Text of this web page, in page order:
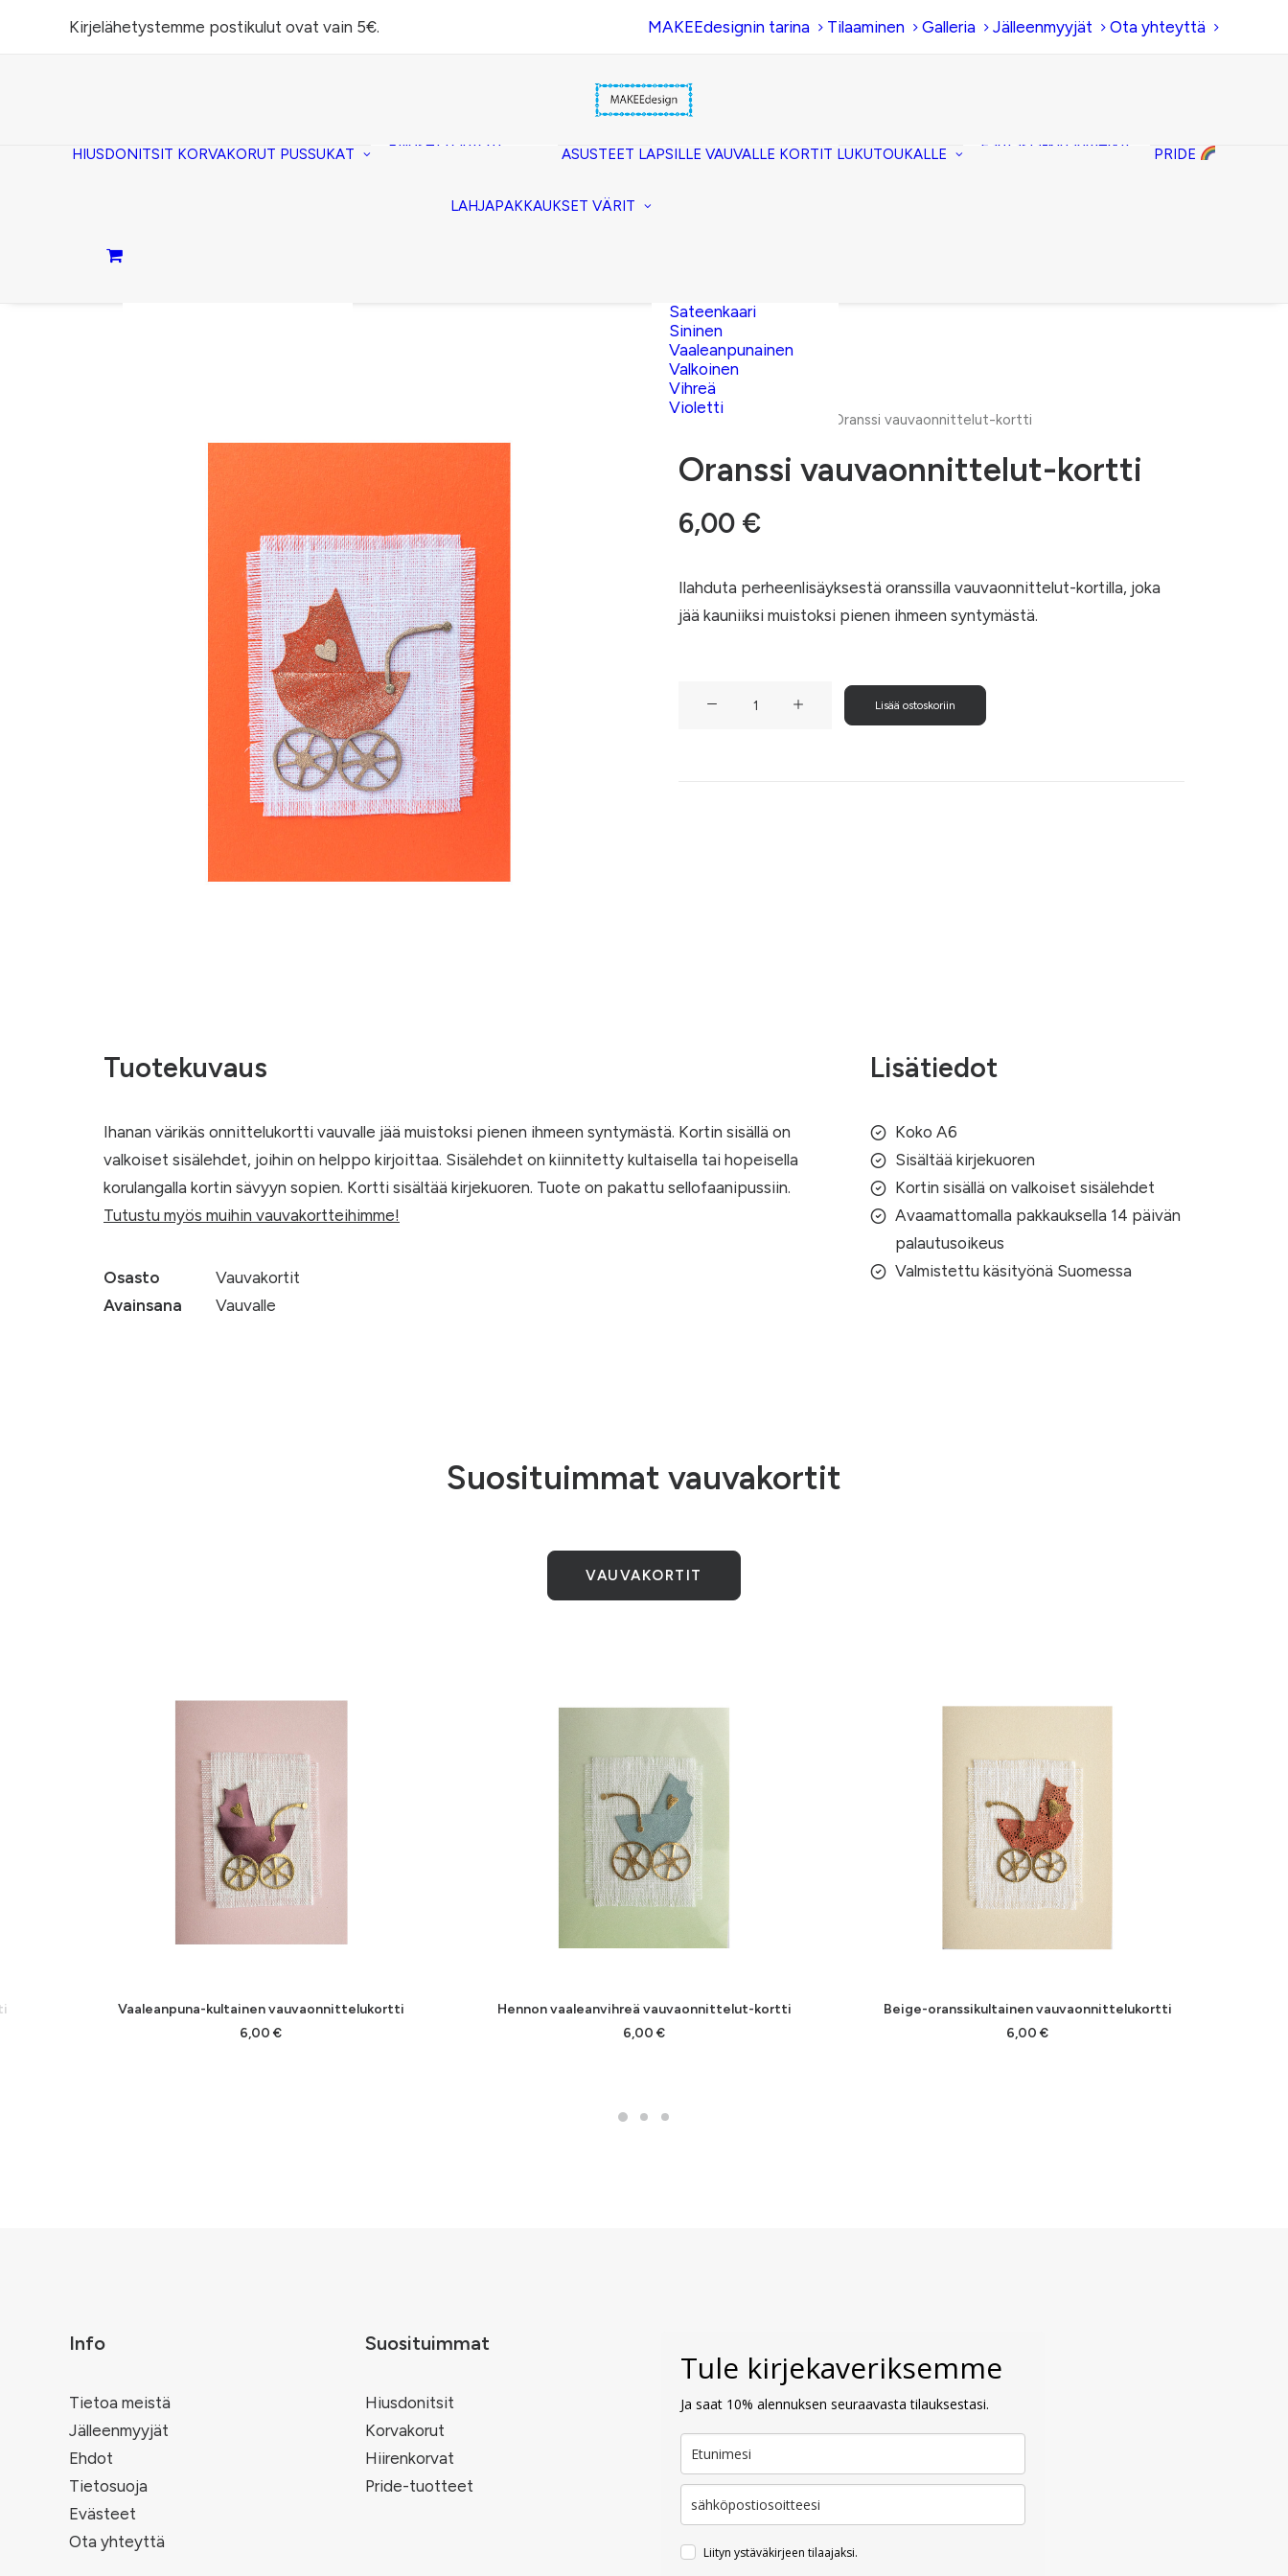
Kirjelähetystemme postikulut ovat vain 5€. MAKEEdesignin tarina Tilaaminen Galleria Jälleenmyyjät Ota yhteyttä
HIUSDONITSIT KORVAKORUT PUSSUKAT
Piiloset (clutch)
Taitettavat
ASUSTEET LAPSILLE VAUVALLE KORTIT LUKUTOUKALLE
Fantasia-kirjanmerkit
PRIDE
LAHJAPAKKAUKSET VÄRIT
Hopea
Keltainen
Kerma
Lila
Sateenkaari
Sininen
Vaaleanpunainen
Valkoinen
Vihreä
Violetti
Oranssi vauvaonnittelut-kortti
Oranssi vauvaonnittelut-kortti
6,00 €
Ilahduta perheenlisäyksestä oranssilla vauvaonnittelut-kortilla, joka
jää kauniiksi muistoksi pienen ihmeen syntymästä.
Lisää ostoskoriin
Tuotekuvaus
Ihanan värikäs onnittelukortti vauvalle jää muistoksi pienen ihmeen syntymästä. Kortin sisällä on
valkoiset sisälehdet, joihin on helppo kirjoittaa. Sisälehdet on kiinnitetty kultaisella tai hopeisella
korulangalla kortin sävyyn sopien. Kortti sisältää kirjekuoren. Tuote on pakattu sellofaanipussiin.
Tutustu myös muihin vauvakortteihimme!
Osasto
Vauvakortit
Avainsana
Vauvalle
Lisätiedot
Koko A6
Sisältää kirjekuoren
Kortin sisällä on valkoiset sisälehdet
Avaamattomalla pakkauksella 14 päivän
palautusoikeus
Valmistettu käsityönä Suomessa
Suosituimmat vauvakortit
VAUVAKORTIT
Vaaleanpuna-kultainen vauvaonnittelukortti
6,00 €
Hennon vaaleanvihreä vauvaonnittelut-kortti
6,00 €
Beige-oranssikultainen vauvaonnittelukortti
6,00 €
Info
Tietoa meistä
Jälleenmyyjät
Ehdot
Tietosuoja
Evästeet
Ota yhteyttä
Suosituimmat
Hiusdonitsit
Korvakorut
Hiirenkorvat
Pride-tuotteet
Tule kirjekaveriksemme
Ja saat 10% alennuksen seuraavasta tilauksestasi.
Liityn ystäväkirjeen tilaajaksi.